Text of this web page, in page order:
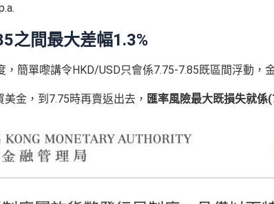
之間最大差幅1.3%
簡單嚟講令HKD/USD只會係7.75-7.85既區間浮動，
金，到7.75時再賣返出去， 匯率風險最大既損失就